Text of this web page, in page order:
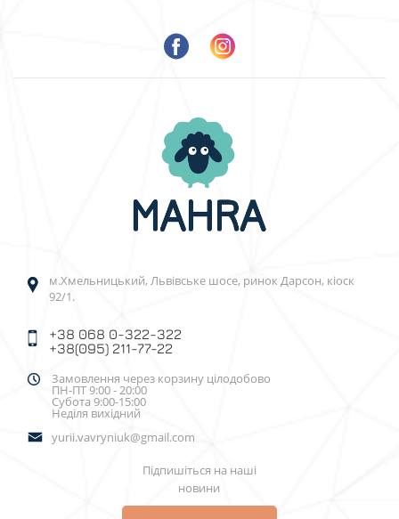
м.Хмельницький, Львівське шосе, ринок Дарсон, кіоск
92/1.
+38 068 0-322-322
+38(095) 211-77-22
Замовлення через корзину цілодобово
ПН-ПТ 9:00 - 20:00
Субота 9:00-15:00
Неділя вихідний
yurii.vavryniuk@gmail.com
Підпишіться на наші
новини